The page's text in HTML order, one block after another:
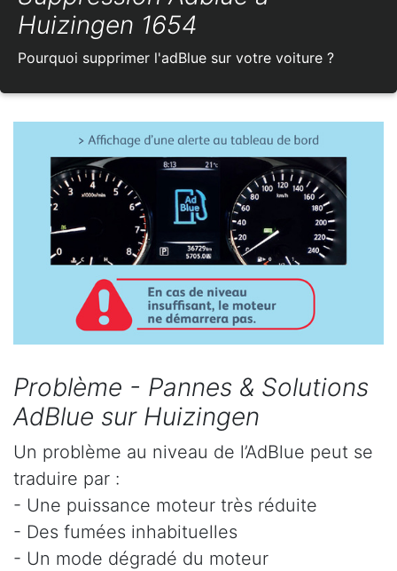
Huizingen 1654
Pourquoi supprimer l'adBlue sur votre voiture ?
Problème - Pannes & Solutions
AdBlue sur Huizingen
Un problème au niveau de l’AdBlue peut se
traduire par :
- Une puissance moteur très réduite
- Des fumées inhabituelles
- Un mode dégradé du moteur